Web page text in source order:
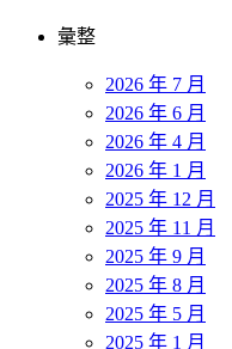
彙整
2026 年 7 月
2026 年 6 月
2026 年 4 月
2026 年 1 月
2025 年 12 月
2025 年 11 月
2025 年 9 月
2025 年 8 月
2025 年 5 月
2025 年 1 月